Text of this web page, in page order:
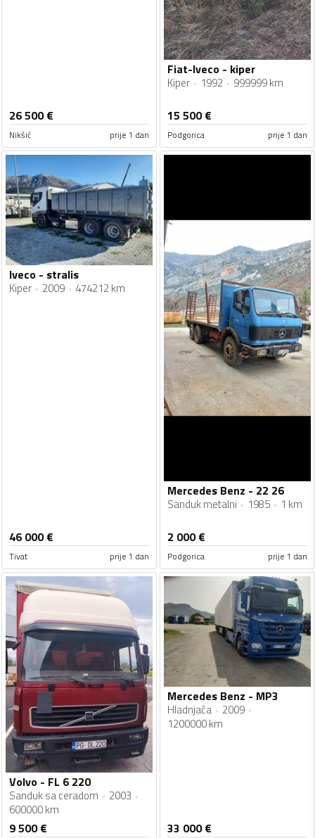
26 500€
Nikšić prije 1 dan
Fiat-Iveco - kiper
Kiper 1992 999999 km
15 500€
Podgorica prije 1 dan
Iveco - stralis
Kiper 2009 474212 km
46 000€
Tivat prije 1 dan
Mercedes Benz - 22 26
Sanduk metalni 1985 1 km
2 000€
Podgorica prije 1 dan
Volvo - FL 6 220
Sanduk sa ceradom
2003
600000 km
9 500€
Mercedes Benz - MP3
Hladnjača
2009
1200000 km
33 000€